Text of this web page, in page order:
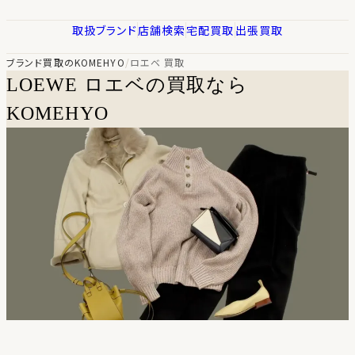
取扱ブランド店舗検索宅配買取 出張買取
ブランド買取のKOMEHYO/ロエベ 買取
LOEWE ロエベの買取なら
KOMEHYO